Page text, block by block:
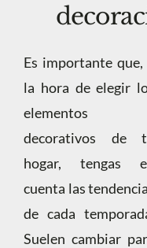
Es importante que,
la hora de elegir
elementos
decorativos de
hogar, tengas
cuenta las
de cada
Suelen cambiar